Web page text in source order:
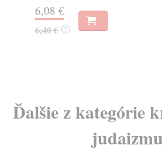
6,08 €
6,40 € ?
Ďalšie z kategórie